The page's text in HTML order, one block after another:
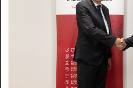
Si aún no la tienes, continúa
tercero para que la recoja.